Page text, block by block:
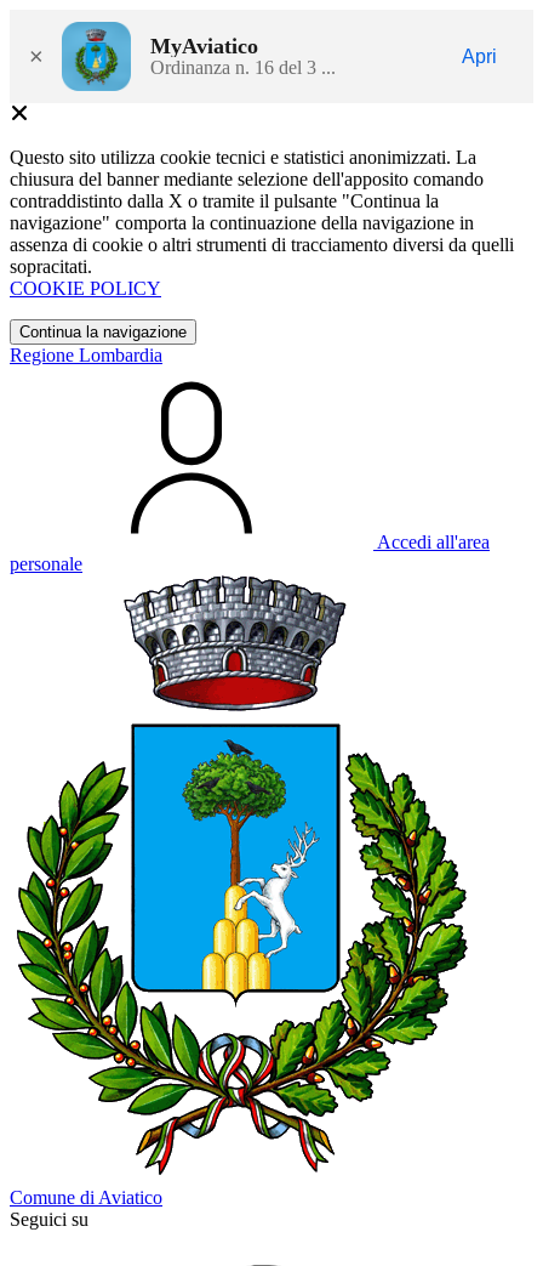
× MyAviatico
Ordinanza n. 16 del 3 ...
Apri
Questo sito utilizza cookie tecnici e statistici anonimizzati. La
chiusura del banner mediante selezione dell'apposito comando
contraddistinto dalla X o tramite il pulsante "Continua la
navigazione" comporta la continuazione della navigazione in
assenza di cookie o altri strumenti di tracciamento diversi da quelli
sopracitati.
COOKIE POLICY
Continua la navigazione
Regione Lombardia
Accedi all'area
personale
Comune di Aviatico
Seguici su